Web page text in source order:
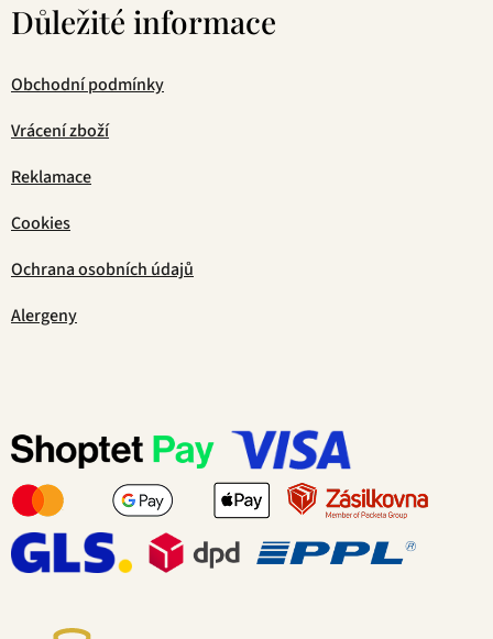
Důležité informace
Obchodní podmínky
Vrácení zboží
Reklamace
Cookies
Ochrana osobních údajů
Alergeny